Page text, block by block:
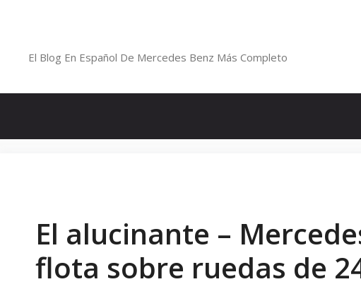
El Blog En Español De Mercedes Benz Más Completo
El alucinante –
flota sobre ruedas de